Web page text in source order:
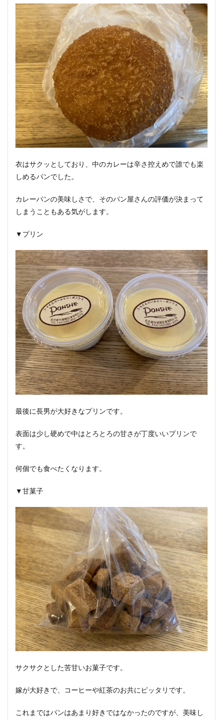
衣はサクッとしており、中のカレーは辛さ控えめで誰でも楽
しめるパンでした。
カレーパンの美味しさで、そのパン屋さんの評価が決まって
しまうこともある気がします。
▼プリン
最後に長男が大好きなプリンです。
表面は少し硬めで中はとろとろの甘さが丁度いいプリンで
す。
何個でも食べたくなります。
▼甘菓子
サクサクとした苦甘いお菓子です。
嫁が大好きで、コーヒーや紅茶のお共にピッタリです。
これまではパンはあまり好きではなかったのですが、美味し